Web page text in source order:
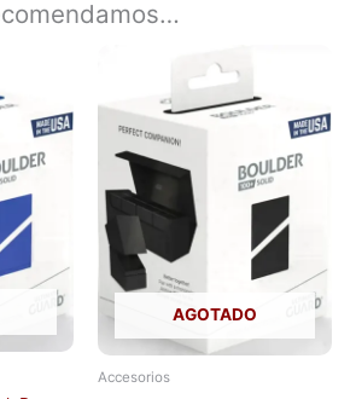
AGOTADO
Accesorios